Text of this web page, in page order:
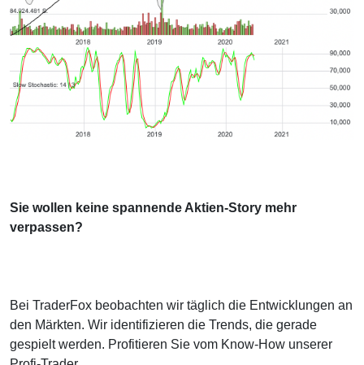
Sie wollen keine spannende Aktien-Story mehr
verpassen?
Bei TraderFox beobachten wir täglich die Entwicklungen an
den Märkten. Wir identifizieren die Trends, die gerade
gespielt werden. Profitieren Sie vom Know-How unserer